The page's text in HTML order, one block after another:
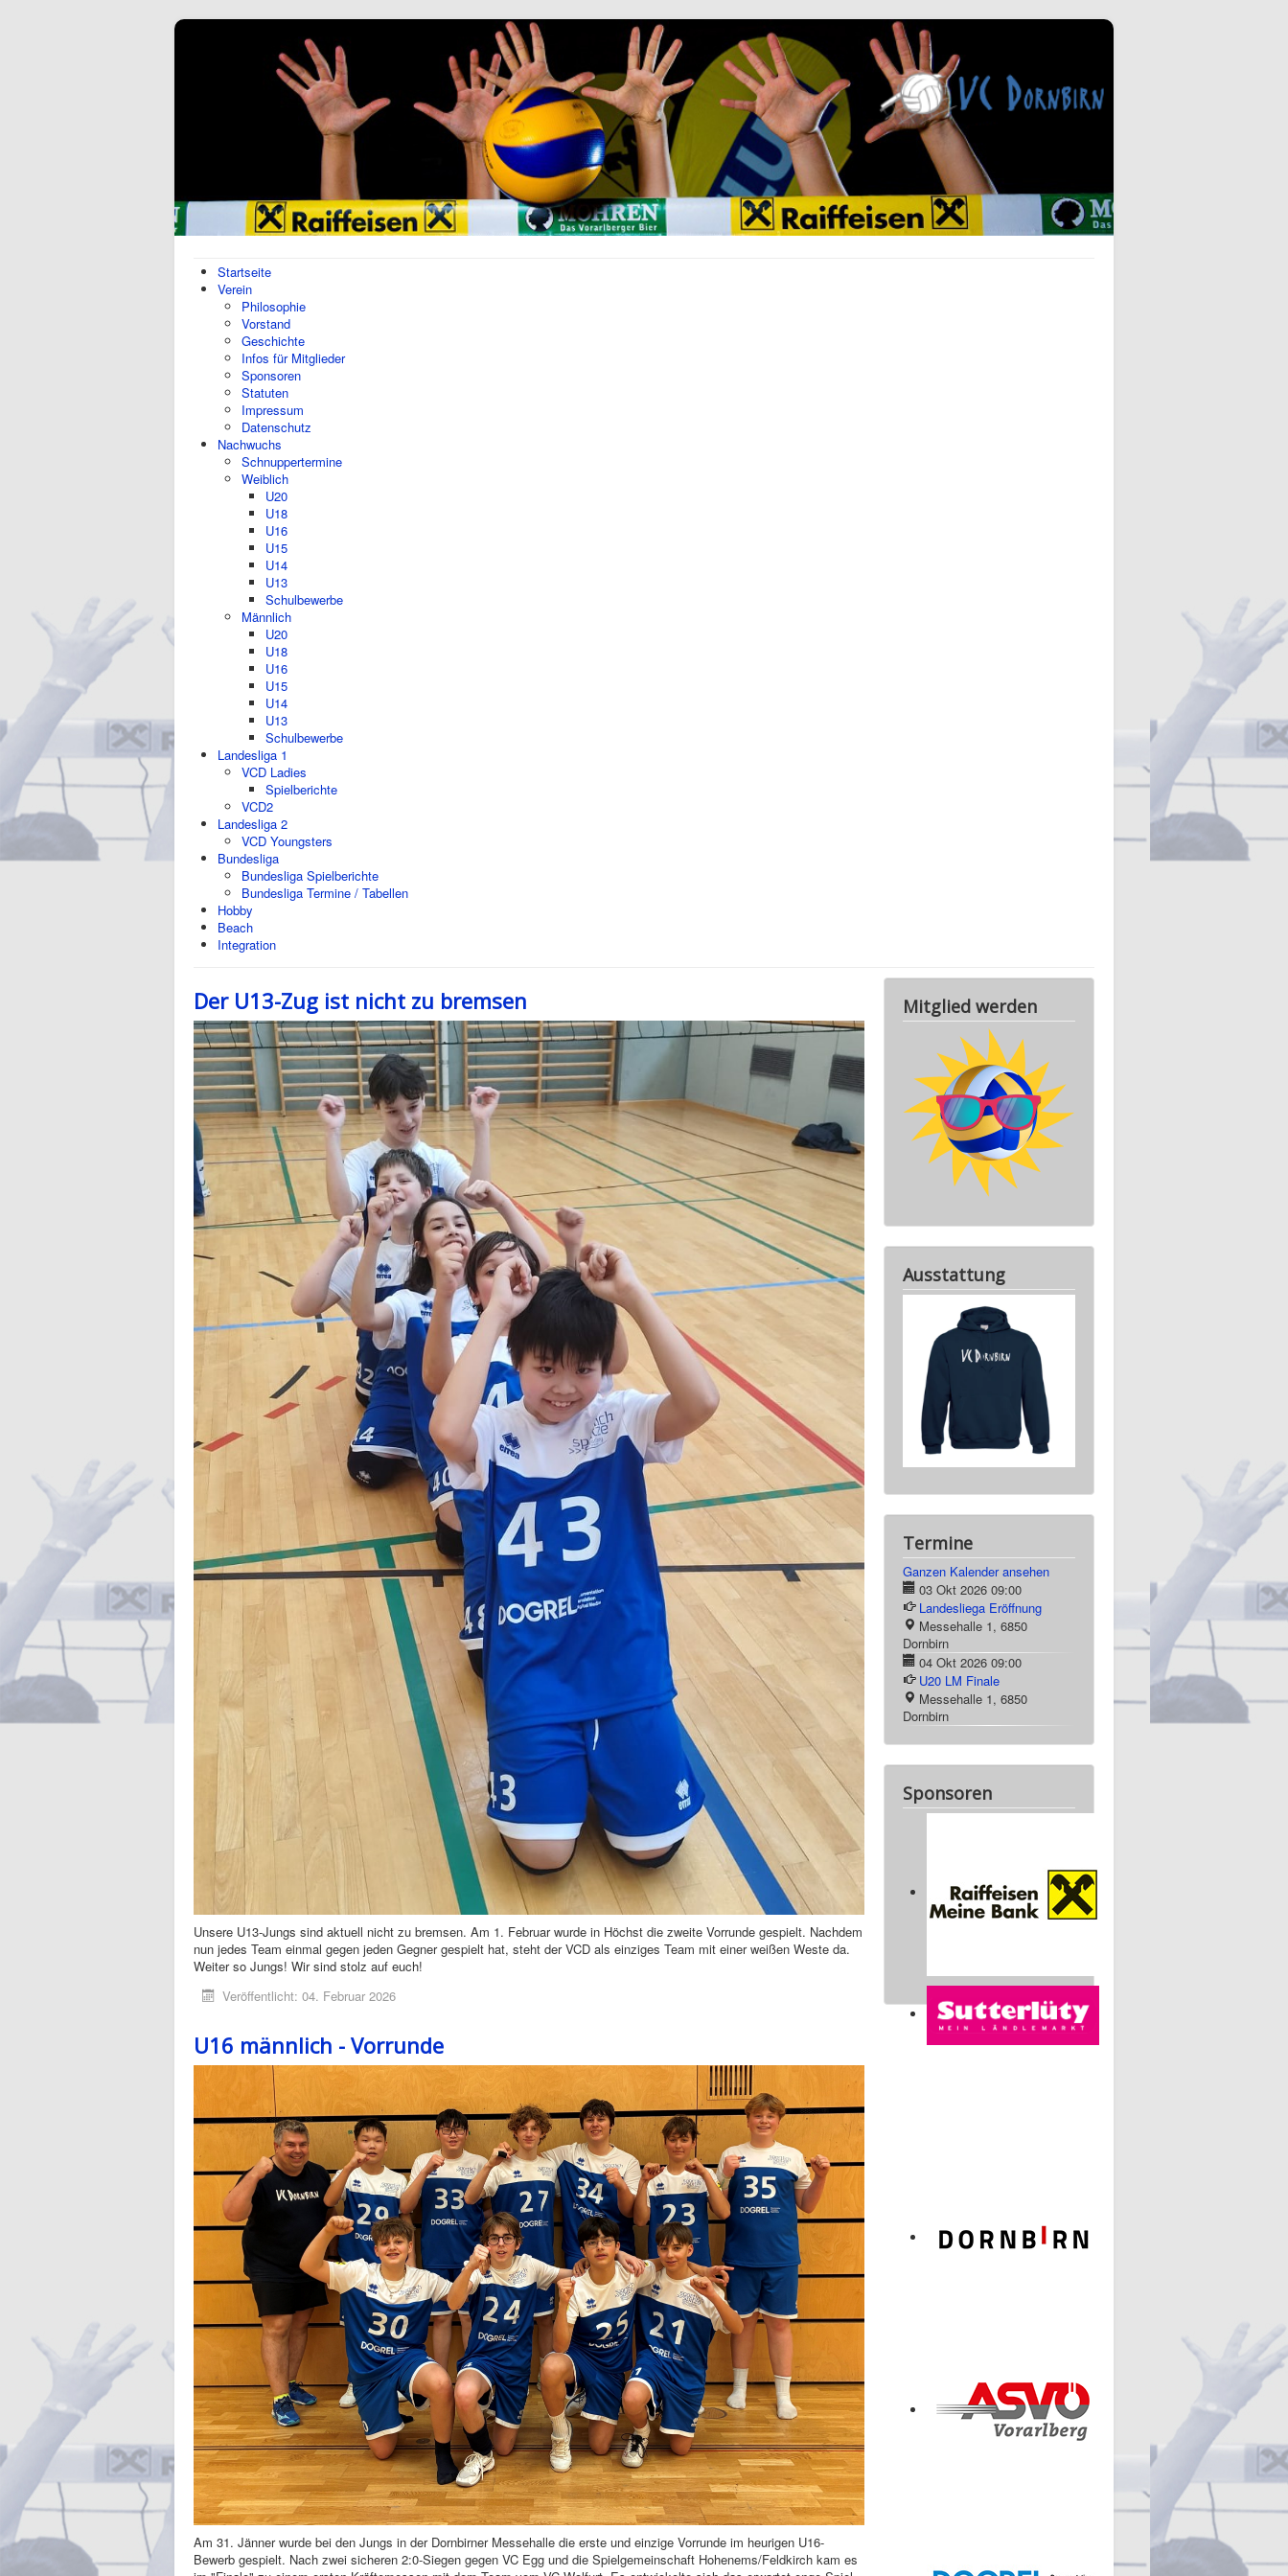
Startseite
Verein
Philosophie
Vorstand
Geschichte
Infos für Mitglieder
Sponsoren
Statuten
Impressum
Datenschutz
Nachwuchs
Schnuppertermine
Weiblich
U20
U18
U16
U15
U14
U13
Schulbewerbe
Männlich
U20
U18
U16
U15
U14
U13
Schulbewerbe
Landesliga 1
VCD Ladies
Spielberichte
VCD2
Landesliga 2
VCD Youngsters
Bundesliga
Bundesliga Spielberichte
Bundesliga Termine / Tabellen
Hobby
Beach
Integration
Der U13-Zug ist nicht zu bremsen
Unsere U13-Jungs sind aktuell nicht zu bremsen. Am 1. Februar wurde in Höchst die zweite Vorrunde gespielt. Nachdem
nun jedes Team einmal gegen jeden Gegner gespielt hat, steht der VCD als einziges Team mit einer weißen Weste da.
Weiter so Jungs! Wir sind stolz auf euch!
Veröffentlicht: 04. Februar 2026
U16 männlich - Vorrunde
Am 31. Jänner wurde bei den Jungs in der Dornbirner Messehalle die erste und einzige Vorrunde im heurigen U16-
Bewerb gespielt. Nach zwei sicheren 2:0-Siegen gegen VC Egg und die Spielgemeinschaft Hohenems/Feldkirch kam es
Mitglied werden
Ausstattung
Termine
Ganzen Kalender ansehen
03 Okt 2026 09:00
Landesliega Eröffnung
Messehalle 1, 6850
Dornbirn
04 Okt 2026 09:00
U20 LM Finale
Messehalle 1, 6850
Dornbirn
Sponsoren